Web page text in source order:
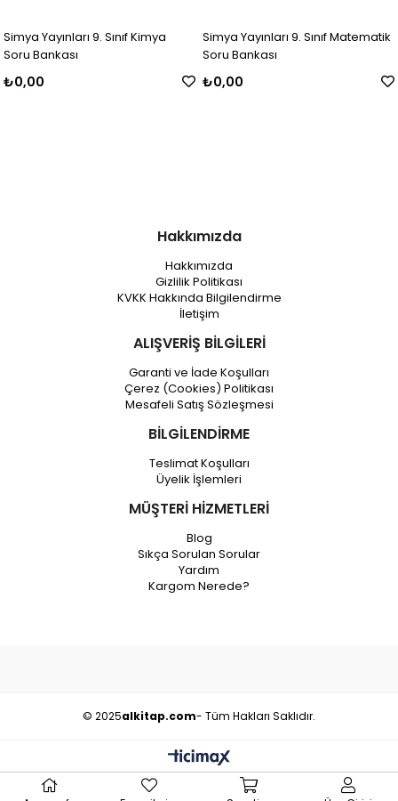
Simya Yayınları 9. Sınıf Kimya
Soru Bankası
₺0,00
Simya Yayınları 9. Sınıf Matematik
Soru Bankası
₺0,00
Hakkımızda
Hakkımızda
Gizlilik Politikası
KVKK Hakkında Bilgilendirme
İletişim
ALIŞVERİŞ BİLGİLERİ
Garanti ve İade Koşulları
Çerez (Cookies) Politikası
Mesafeli Satış Sözleşmesi
BİLGİLENDİRME
Teslimat Koşulları
Üyelik İşlemleri
MÜŞTERİ HİZMETLERİ
Blog
Sıkça Sorulan Sorular
Yardım
Kargom Nerede?
© 2025alkitap.com- Tüm Hakları Saklıdır.